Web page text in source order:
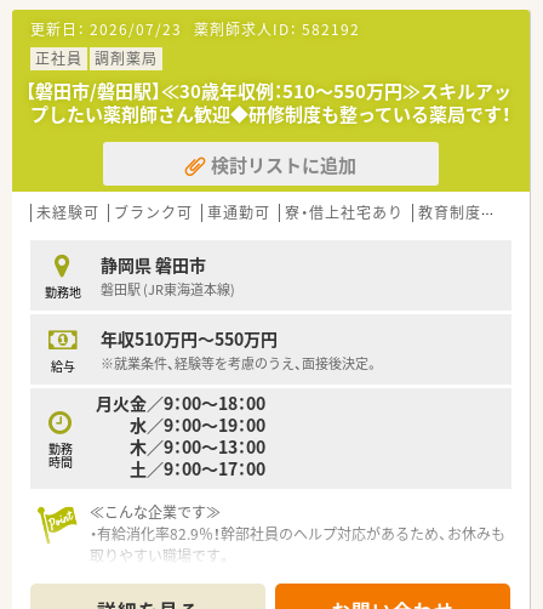
＼＼求人について／／
■磐田市内の店舗のラウンダーのお仕事！
■店舗内の調剤業務ならびに、その他在宅調剤・配達がメインで
す。
■開局当初より取り組んでこられた在宅業務では、施設・居宅へ
の配達や服薬指導、ドクター同行も状況に応じて行っておりま
す。
■投薬業務（患者様と話をすること）が好きな方であること。
■在宅業務に理解があり、積極的に対応できること。
■マネジメント経験のある方大歓迎です！
■面接時にはご自身の実績やご経験をしっかりとアピールして
ください。
でしょうか。
～例～
■ 過去に××をして、〇〇の加算取得ができ、□□の利益を出
す事が可能！
更新日： 2026/07/23 薬剤師求人ID： 582192
正社員
調剤薬局
【磐田市/磐田駅】≪30歳年収例：510～550万円≫スキルアッ
プしたい薬剤師さん歓迎◆研修制度も整っている薬局です！
検討リストに追加
未経験可 ブランク可 車通勤可 寮・借上社宅あり 教育制度あり
勤務地
静岡県 磐田市
磐田駅 (JR東海道本線)
給与
年収510万円～550万円
※就業条件、経験等を考慮のうえ、面接後決定。
勤務
時間
月火金／9：00～18：00
水／9：00～19：00
木／9：00～13：00
土／9：00～17：00
≪こんな企業です≫
・有給消化率82.9％！幹部社員のヘルプ対応があるため、お休みも
取りやすい職場です。
調整ができます